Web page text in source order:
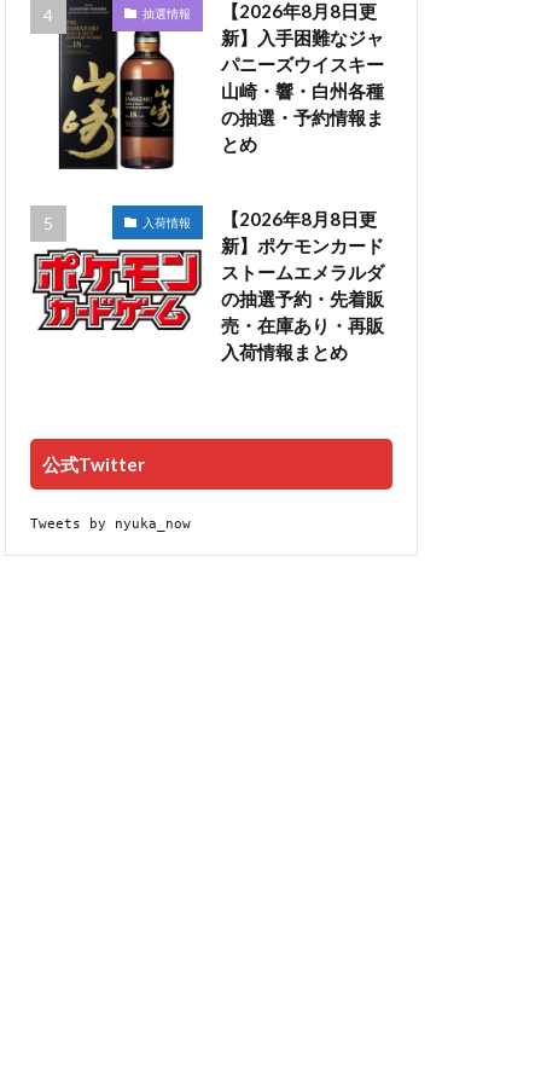
抽選情報
【2026年8月8日更
新】入手困難なジャ
パニーズウイスキー
山崎・響・白州各種
の抽選・予約情報ま
とめ
入荷情報
【2026年8月8日更
新】ポケモンカード
ストームエメラルダ
の抽選予約・先着販
売・在庫あり・再販
入荷情報まとめ
公式Twitter
Tweets by nyuka_now